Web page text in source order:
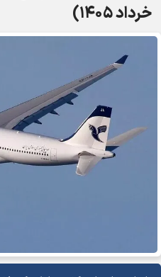
خرداد ۱۴۰۵)